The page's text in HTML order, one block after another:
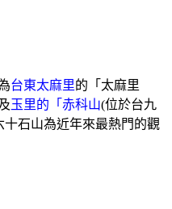
台東太麻里的「太麻里
玉里的「赤科山(位於台九
十石山為近年來最熱門的觀